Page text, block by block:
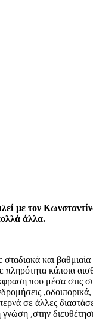
με τον
άλλα.
και
κάποια
που μέσα στις
σε άλλες
,στην